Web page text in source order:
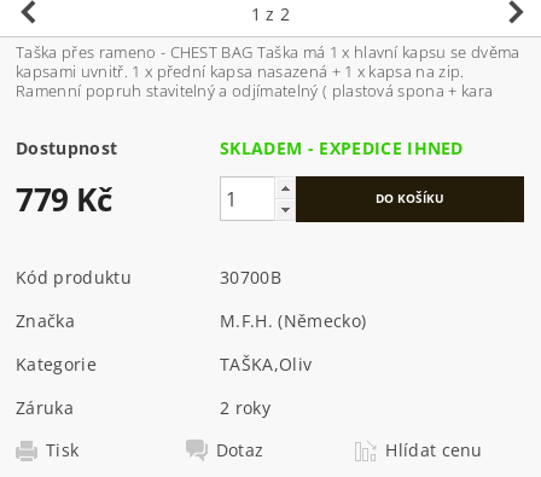
1 z 2
Taška přes rameno - CHEST BAG Taška má 1 x hlavní kapsu se dvěma
kapsami uvnitř. 1 x přední kapsa nasazená + 1 x kapsa na zip.
Ramenní popruh stavitelný a odjímatelný ( plastová spona + kara
Dostupnost SKLADEM - EXPEDICE IHNED
779 Kč
Kód produktu
30700B
Značka
M.F.H. (Německo)
Kategorie
TAŠKA,Oliv
Záruka
2 roky
Tisk
Dotaz
Hlídat cenu